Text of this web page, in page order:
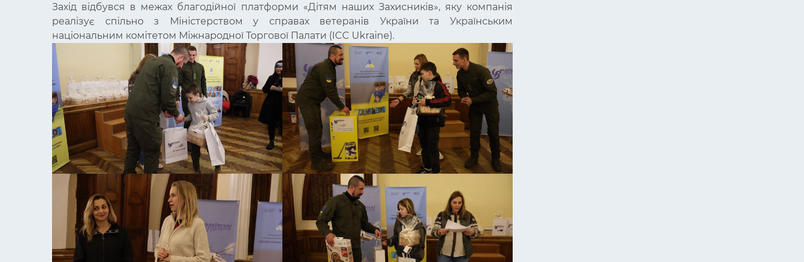
Захід відбувся в межах благодійної платформи «Дітям наших Захисників», яку компанія
реалізує спільно з Міністерством у справах ветеранів України та Українським
національним комітетом Міжнародної Торгової Палати (ICC Ukraine).